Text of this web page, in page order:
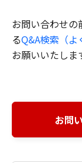
お問い合わせの
るQ&A検索（よ
お願いいたしま
お問